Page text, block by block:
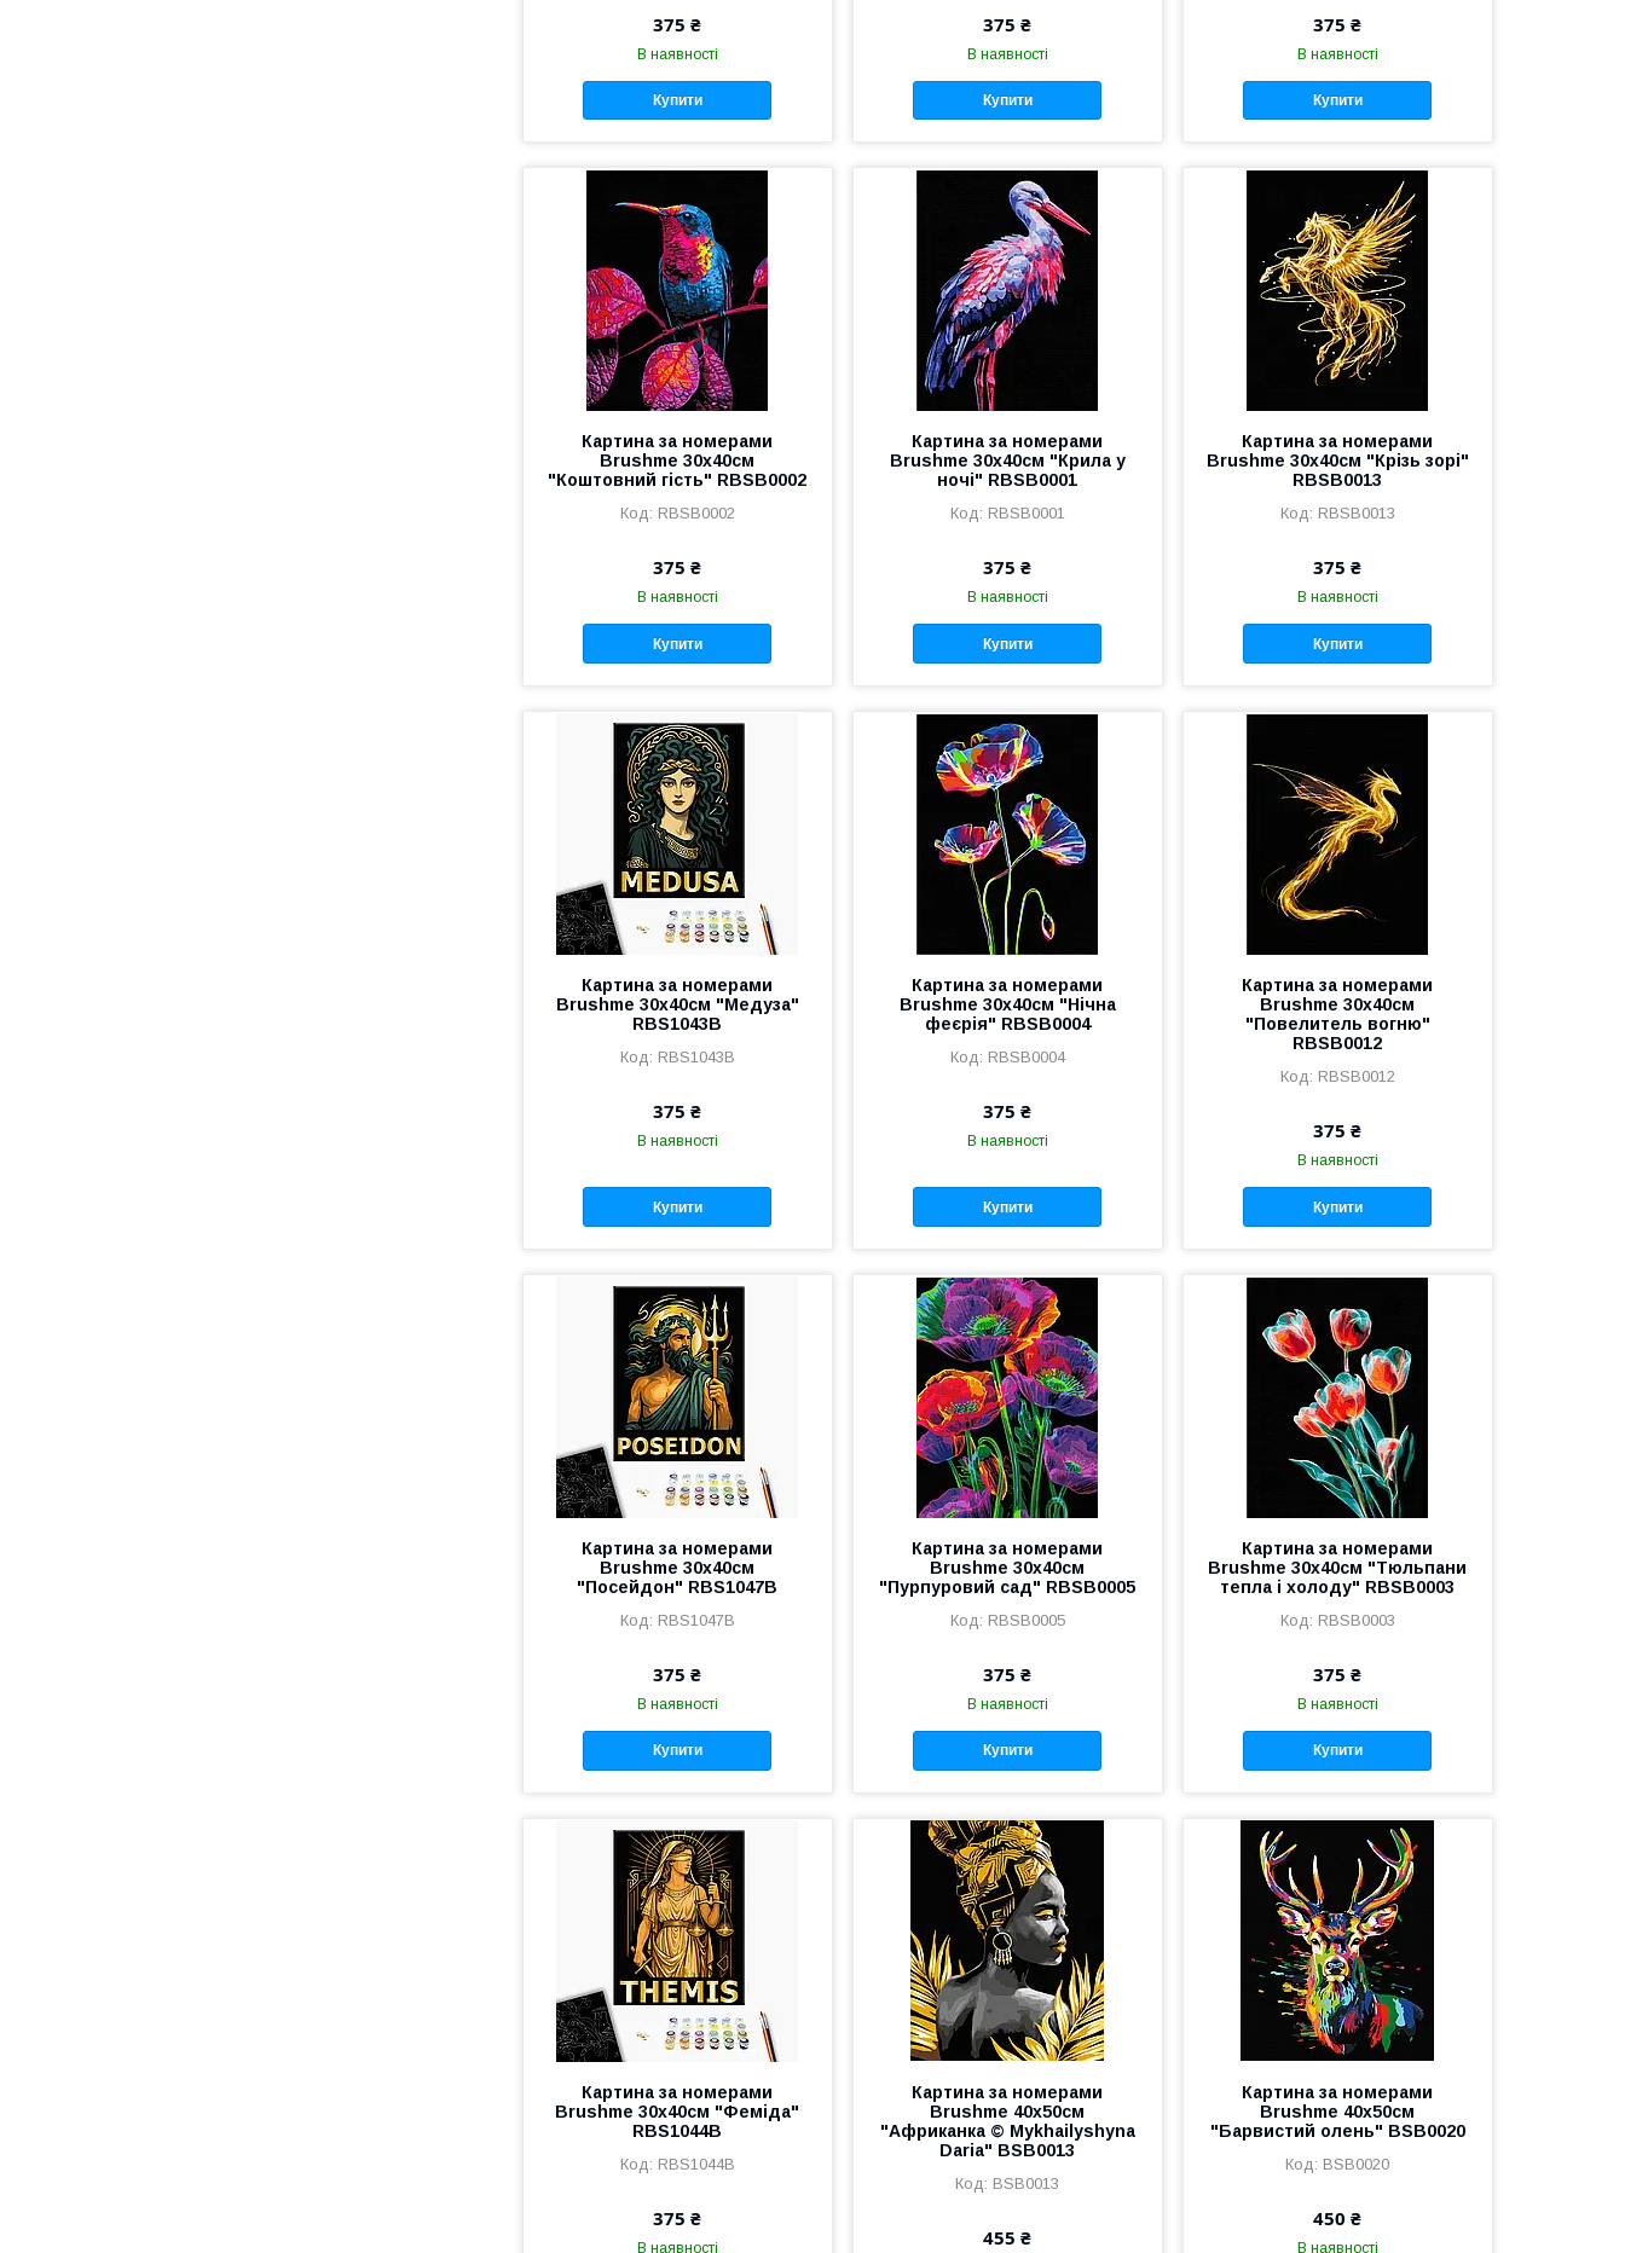
375 ₴
В наявності
Купити
375 ₴
В наявності
Купити
375 ₴
В наявності
Купити
Картина за номерами
Brushme 30x40см
"Коштовний гість" RBSB0002
RBSB0002
375 ₴
В наявності
Купити
Картина за номерами
Brushme 30x40см "Крила у
ночі" RBSB0001
RBSB0001
375 ₴
В наявності
Купити
Картина за номерами
Brushme 30x40см "Крізь зорі"
RBSB0013
RBSB0013
375 ₴
В наявності
Купити
Картина за номерами
Brushme 30x40см "Медуза"
RBS1043B
RBS1043B
375 ₴
В наявності
Купити
Картина за номерами
Brushme 30x40см "Нічна
феєрія" RBSB0004
RBSB0004
375 ₴
В наявності
Купити
Картина за номерами
Brushme 30x40см
"Повелитель вогню"
RBSB0012
RBSB0012
375 ₴
В наявності
Купити
Картина за номерами
Brushme 30x40см
"Посейдон" RBS1047B
RBS1047B
375 ₴
В наявності
Купити
Картина за номерами
Brushme 30x40см
"Пурпуровий сад" RBSB0005
RBSB0005
375 ₴
В наявності
Купити
Картина за номерами
Brushme 30x40см "Тюльпани
тепла і холоду" RBSB0003
RBSB0003
375 ₴
В наявності
Купити
Картина за номерами
Brushme 30x40см "Феміда"
RBS1044B
RBS1044B
375 ₴
В наявності
Картина за номерами
Brushme 40x50см
"Африканка © Mykhailyshyna
Daria" BSB0013
BSB0013
455 ₴
Картина за номерами
Brushme 40x50см
"Барвистий олень" BSB0020
BSB0020
450 ₴
В наявності